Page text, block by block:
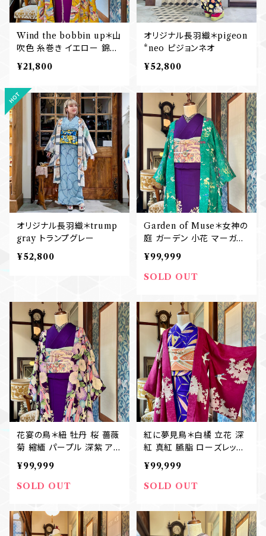
Wind the bobbin up＊山
吹色 糸巻き イエロー 錦紗
縮緬 芥子 辛子 黄色 アンテ
ィーク羽織 A970
¥21,800
オリジナル長羽織＊pigeon
*neo ピジョンネオ
¥52,800
オリジナル長羽織＊trump
gray トランプグレー
¥52,800
Garden of Muse＊女神の
庭 ガーデン 小花 マーガレ
ット 菊 グリーン 緑 森 アン
ティーク長羽織 B535
¥99,999
SOLD OUT
花宴の鳥＊紐 牡丹 桜 薔薇
菊 縮緬 パープル 深紫 アン
ティーク長羽織 B524
¥99,999
SOLD OUT
紅に夢見鳥＊白橘 立花 深
紅 真紅 臙脂 ローズレッド
ラズベリーレッド ワイン ボ
ルドー 赤 紅白 アンティー
ク長羽織 B523
¥99,999
SOLD OUT